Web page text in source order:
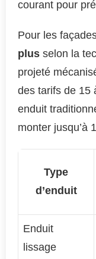
courant pour
Pour les
plus selon la
projeté
des tarifs de 15
enduit
monter jusqu’à
Type
d’enduit
Enduit
lissage